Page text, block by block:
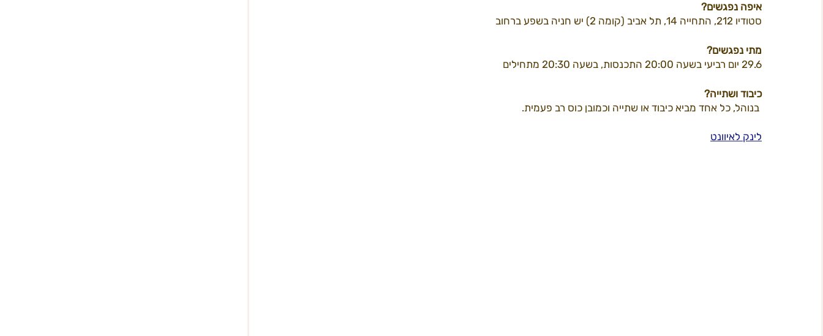
איפה נפגשים?
סטודיו 212, התחייה 14, תל אביב (קומה 2) יש חניה בשפע ברחוב
מתי נפגשים?
29.6 יום רביעי בשעה 20:00 התכנסות, בשעה 20:30 מתחילים
כיבוד ושתייה?
לינק לאיוונט